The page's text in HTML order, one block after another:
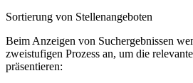
Sortierung von Stellenangeboten
Beim Anzeigen von Suchergebnissen
zweistufigen Prozess an, um die
präsentieren: